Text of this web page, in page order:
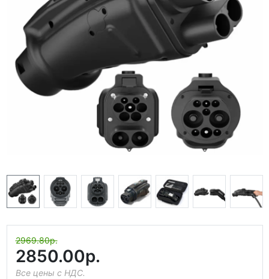
2969.80р.
2850.00р.
Все цены с НДС.